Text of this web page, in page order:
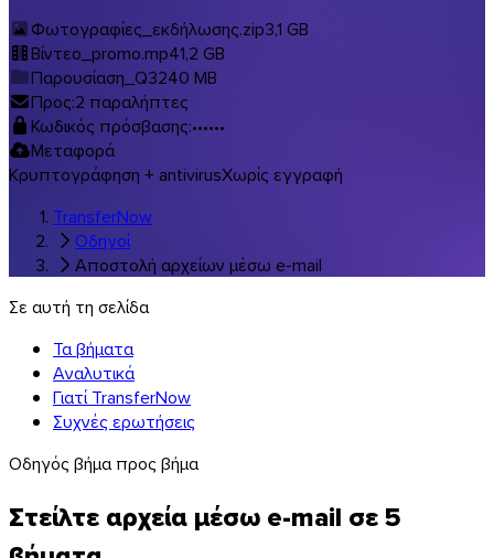
Μουσική & στούντιο
Όλες οι λύσεις ανά κλάδο
Μεταφορές με την επωνυμία σας
Λογισμικά
Φωτογραφίες_εκδήλωσης.zip3,1 GB
Βίντεο_promo.mp41,2 GB
Παρουσίαση_Q3240 MB
Προς:2 παραλήπτες
Κωδικός πρόσβασης:••••••
Μεταφορά
Κρυπτογράφηση + antivirusΧωρίς εγγραφή
TransferNow
Οδηγοί
Αποστολή αρχείων μέσω e-mail
Σε αυτή τη σελίδα
Τα βήματα
Αναλυτικά
Γιατί TransferNow
Συχνές ερωτήσεις
Οδηγός βήμα προς βήμα
Στείλτε αρχεία μέσω e-mail σε 5